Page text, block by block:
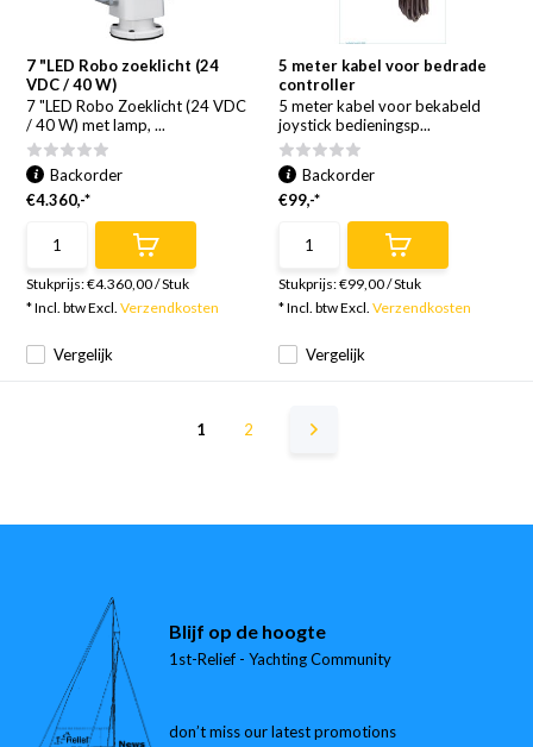
7 "LED Robo zoeklicht (24
VDC / 40 W)
7 "LED Robo Zoeklicht (24 VDC
/ 40 W) met lamp, ...
Vergelijk
Backorder
€4.360,-*
Stukprijs:€4.360,00/Stuk
* Incl. btw Excl.Verzendkosten
5 meter kabel voor bedrade
controller
5 meter kabel voor bekabeld
joystick bedieningsp...
Vergelijk
Backorder
€99,-*
Stukprijs:€99,00/Stuk
* Incl. btw Excl. Verzendkosten
1 2
Blijf op de hoogte
1st-Relief - Yachting Community
don’t miss our latest promotions